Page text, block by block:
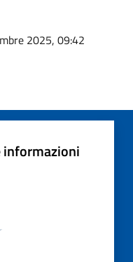
2025, 09:42
informazioni